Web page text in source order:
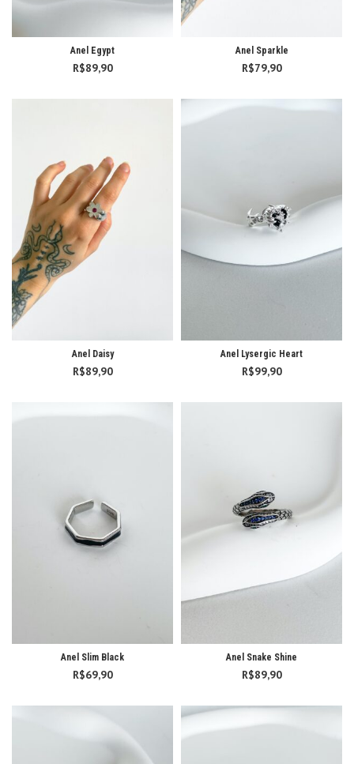
Anel Egypt
R$89,90
Anel Sparkle
R$79,90
Anel Daisy
R$89,90
Anel Lysergic Heart
R$99,90
Anel Slim Black
R$69,90
Anel Snake Shine
R$89,90